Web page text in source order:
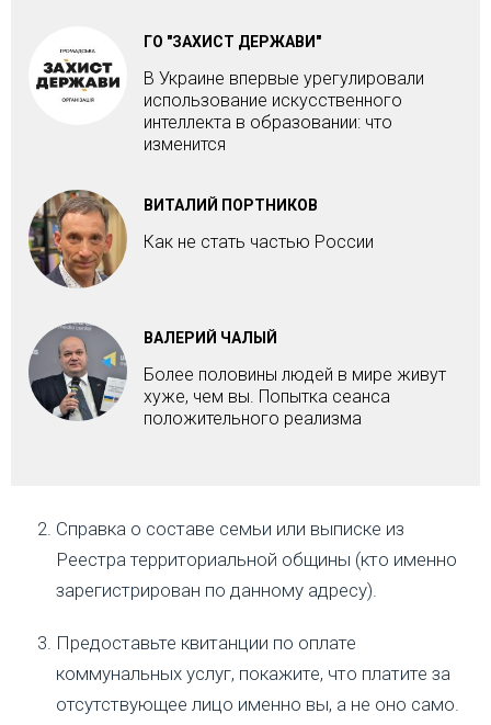
ГО "ЗАХИСТ ДЕРЖАВИ"
В Украине впервые урегулировали
использование искусственного
интеллекта в образовании: что
изменится
ВИТАЛИЙ ПОРТНИКОВ
Как не стать частью России
ВАЛЕРИЙ ЧАЛЫЙ
Более половины людей в мире живут
хуже, чем вы. Попытка сеанса
положительного реализма
Справка о составе семьи или выписке из
Реестра территориальной общины (кто именно
зарегистрирован по данному адресу).
Предоставьте квитанции по оплате
коммунальных услуг, покажите, что платите за
отсутствующее лицо именно вы, а не оно само.